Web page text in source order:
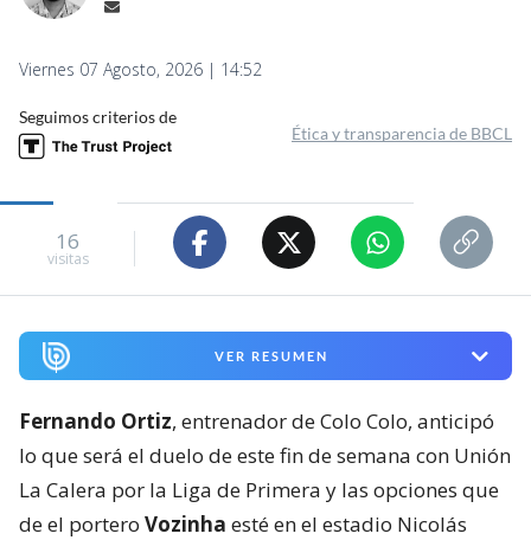
Viernes 07 Agosto, 2026 | 14:52
Seguimos criterios de
Ética y transparencia de BBCL
16
visitas
VER RESUMEN
Fernando Ortiz, entrenador de Colo Colo, anticipó
lo que será el duelo de este fin de semana con Unión
La Calera por la Liga de Primera y las opciones que
de el portero Vozinha esté en el estadio Nicolás